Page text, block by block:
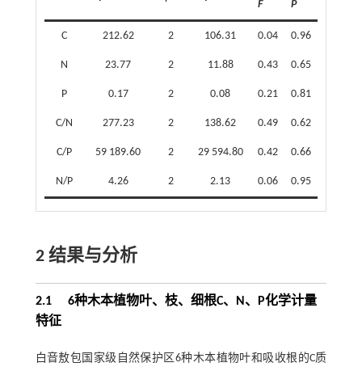
F P
C 212.62 2 106.31 0.04 0.96
N 23.77 2 11.88 0.43 0.65
P 0.17 2 0.08 0.21 0.81
C/N 277.23 2 138.62 0.49 0.62
C/P 59 189.60 2 29 594.80 0.42 0.66
N/P 4.26 2 2.13 0.06 0.95
2结果与分析
2.1 6种木本植物叶、枝、细根C、 N、 P化学计量
特征
白音敖包国家级自然保护区6种木本植物叶和吸收根的C质